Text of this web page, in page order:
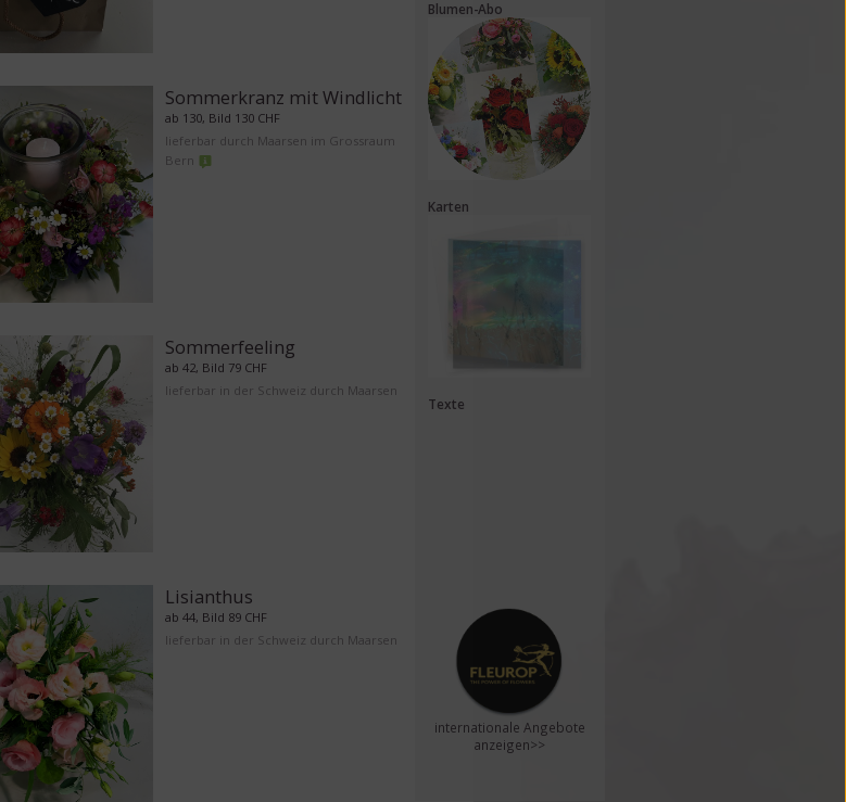
Sommerkranz mit Windlicht
ab 130, Bild 130 CHF
lieferbar durch Maarsen im Grossraum
Bern
Sommerfeeling
ab 42, Bild 79 CHF
lieferbar in der Schweiz durch Maarsen
Lisianthus
ab 44, Bild 89 CHF
lieferbar in der Schweiz durch Maarsen
Blumen-Abo
Karten
Texte
internationale Angebote
anzeigen>>